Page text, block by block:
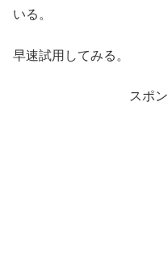
いる。
早速試用してみる。
スポ